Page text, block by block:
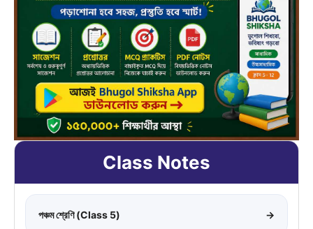
Class Notes
পঞ্চম শ্রেণি (Class 5) →